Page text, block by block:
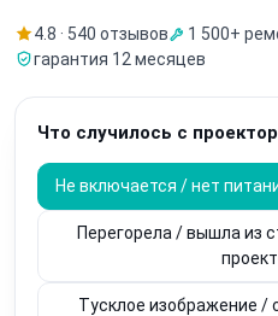
4.8 · 540 отзывов
1 500+
гарантия 12 месяцев
Что случилось с
Не включается / нет
Перегорела / вышла из
Тусклое изображение /